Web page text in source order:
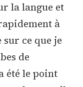
la langue et
à
sur ce que je
de
été le point